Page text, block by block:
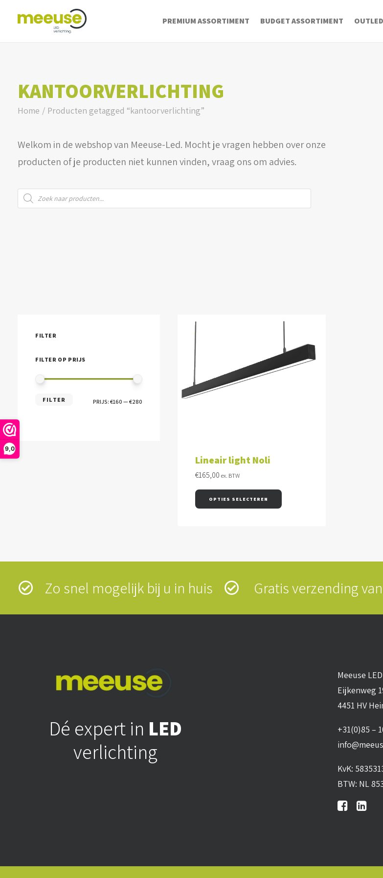
9,0
PREMIUM ASSORTIMENT BUDGET ASSORTIMENT
KANTOORVERLICHTING
Home Producten getagged “kantoorverlichting”
Welkom in de webshop van Meeuse-Led. Mocht je vragen hebben over onze
producten of je producten niet kunnen vinden, vraag ons om advies.
Producten
zoeken
FILTER
FILTER OP PRIJS
FILTER PRIJS: €160 — €280
Lineair light Noli
€165,00 ex. BTW
OPTIES SELECTEREN
Zo snel mogelijk bij u in huis Gratis verzending
Dé expert in LED
verlichting
Meeuse
Eijkenweg
4451 HV
+31(0)85 –
KvK:
BTW: NL